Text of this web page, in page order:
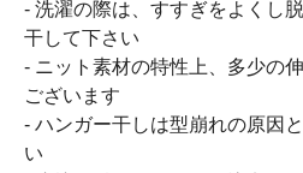
- 洗濯の際は、すすぎをよくし
干して下さい
- ニット素材の特性上、多少の
ございます
- ハンガー干しは型崩れの原因
い